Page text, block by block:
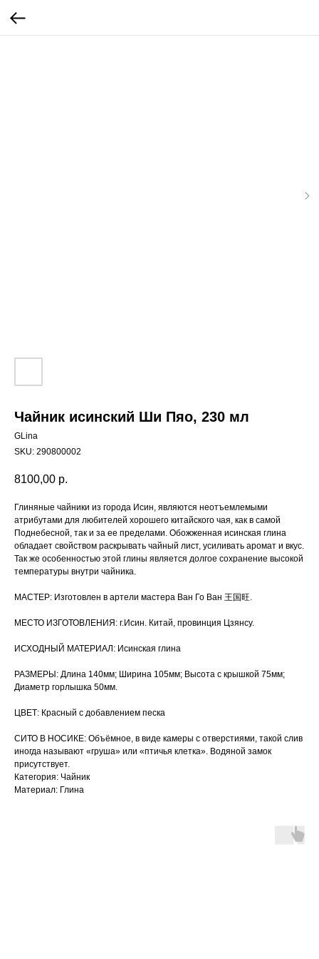
Чайник исинский Ши Пяо, 230 мл
GLina
SKU: 290800002
8100,00 р.
Глиняные чайники из города Исин, являются неотъемлемыми
атрибутами для любителей хорошего китайского чая, как в самой
Поднебесной, так и за ее пределами. Обожженная исинская глина
обладает свойством раскрывать чайный лист, усиливать аромат и вкус.
Так же особенностью этой глины является долгое сохранение высокой
температуры внутри чайника.
МАСТЕР: Изготовлен в артели мастера Ван Го Ван 王国旺.
МЕСТО ИЗГОТОВЛЕНИЯ: г.Исин. Китай, провинция Цзянсу.
ИСХОДНЫЙ МАТЕРИАЛ: Исинская глина
РАЗМЕРЫ: Длина 140мм; Ширина 105мм; Высота с крышкой 75мм;
Диаметр горлышка 50мм.
ЦВЕТ: Красный с добавлением песка
СИТО В НОСИКЕ: Объёмное, в виде камеры с отверстиями, такой слив
иногда называют «груша» или «птичья клетка». Водяной замок
присутствует.
Категория: Чайник
Материал: Глина